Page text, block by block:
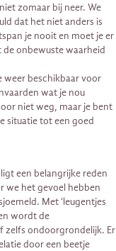
zomaar bij neer. We
dat het niet anders is
je nooit en moet je er
onbewuste waarheid
weer beschikbaar voor
wat je nou
niet weg, maar je bent
situatie tot een goed
een belangrijke reden
we het gevoel hebben
Met ‘leugentjes
wordt de
zelfs ondoorgrondelijk. Er
door een beetje